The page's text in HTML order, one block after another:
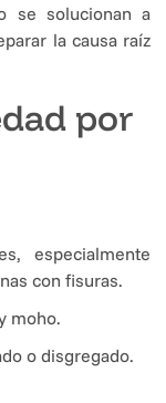
se solucionan a
la causa raíz
por
especialmente
con fisuras.
moho.
o disgregado.